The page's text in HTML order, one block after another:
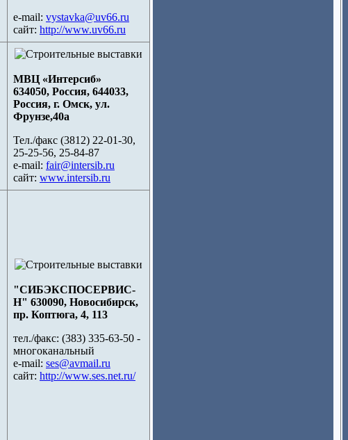
e-mail: vystavka@uv66.ru
сайт: http://www.uv66.ru
МВЦ «Интерсиб»
634050, Россия, 644033,
Россия, г. Омск, ул.
Фрунзе,40а
Тел./факс (3812) 22-01-30,
25-25-56, 25-84-87
e-mail: fair@intersib.ru
сайт: www.intersib.ru
"СИБЭКСПОСЕРВИС-
Н" 630090, Новосибирск,
пр. Коптюга, 4, 113
тел./факс: (383) 335-63-50 -
многоканальный
e-mail: ses@avmail.ru
сайт: http://www.ses.net.ru/